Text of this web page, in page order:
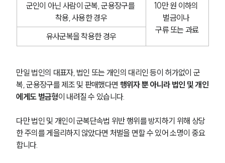
군인이 아닌 사람이 군복, 군용장구를
착용, 사용한 경우
10만 원 이하의
벌금이나
구류 또는 과료
유사군복을 착용한 경우
만일 법인의 대표자, 법인 또는 개인의 대리인 등이 허가없이 군
복, 군용장구를 제조 및 판매했다면 행위자 뿐 아니라 법인 및 개인
에게도 벌금형이 내려질 수 있습니다.
다만 법인 및 개인이 군복단속법 위반 행위를 방지하기 위해 상당
한 주의를 게을리하지 않았다면 처벌을 면할 수 있어 소명이 중요
합니다.